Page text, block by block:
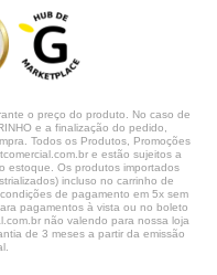
o preço do produto. No caso de
e a finalização do pedido,
Todos os Produtos, Promoções
e estão sujeitos a
estoque. Os produtos importados
incluso no carrinho de
de pagamento em 5x sem
pagamentos à vista ou no boleto
não valendo para nossa loja
de 3 meses a partir da emissão